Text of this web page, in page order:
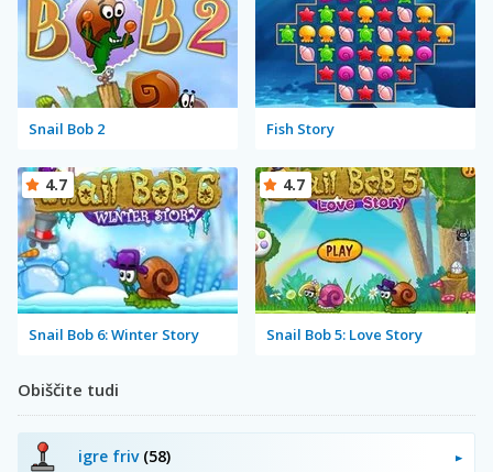
Snail Bob 2 Fish Story
Snail Bob 6: Winter Story
4.7
Snail Bob 5: Love Story
4.7
Obiščite tudi
igre friv (58)